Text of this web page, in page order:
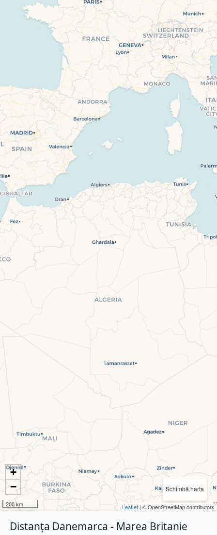
Schimbă harta
+
−
200 km Leaflet | © OpenStreetMap contributors
Distanța Danemarca - Marea Britanie